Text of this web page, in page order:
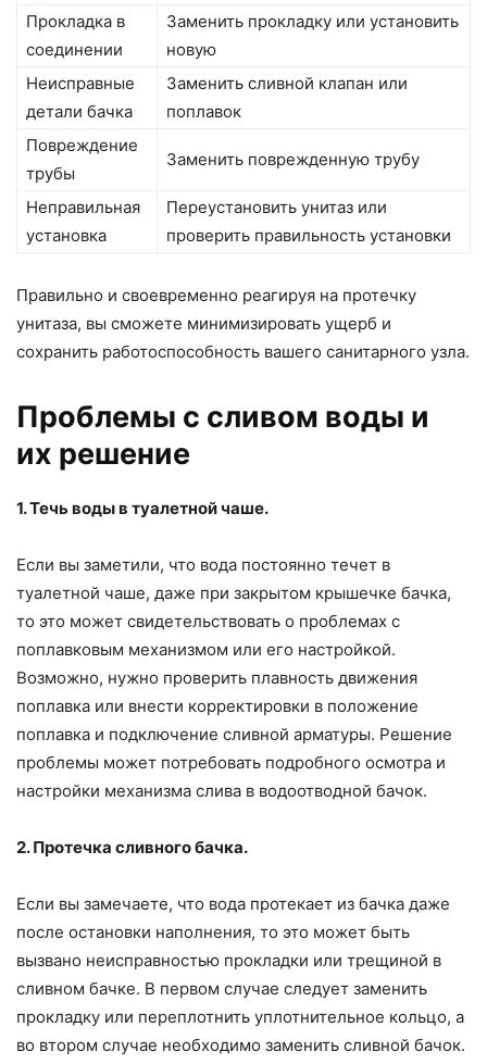
Прокладка в
соединении
Заменить прокладку или установить
новую
Неисправные
детали бачка
Заменить сливной клапан или
поплавок
Повреждение
трубы
Заменить поврежденную трубу
Неправильная
установка
Переустановить унитаз или
проверить правильность установки
Правильно и своевременно реагируя на протечку
унитаза, вы сможете минимизировать ущерб и
сохранить работоспособность вашего санитарного узла.
Проблемы с сливом воды и
их решение
1. Течь воды в туалетной чаше.
Если вы заметили, что вода постоянно течет в
туалетной чаше, даже при закрытом крышечке бачка,
то это может свидетельствовать о проблемах с
поплавковым механизмом или его настройкой.
Возможно, нужно проверить плавность движения
поплавка или внести корректировки в положение
поплавка и подключение сливной арматуры. Решение
проблемы может потребовать подробного осмотра и
настройки механизма слива в водоотводной бачок.
2. Протечка сливного бачка.
Если вы замечаете, что вода протекает из бачка даже
после остановки наполнения, то это может быть
вызвано неисправностью прокладки или трещиной в
сливном бачке. В первом случае следует заменить
прокладку или переплотнить уплотнительное кольцо, а
во втором случае необходимо заменить сливной бачок.